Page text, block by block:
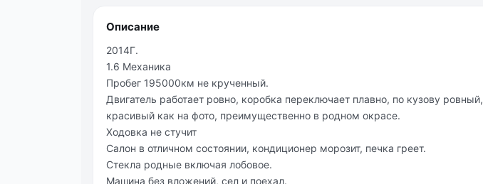
Описание
2014Г.
1.6 Механика
Пробег 195000км не крученный.
Двигатель работает ровно, коробка переключает плавно, по кузову ровный,
красивый как на фото, преимущественно в родном окрасе.
Ходовка не стучит
Салон в отличном состоянии, кондиционер морозит, печка греет.
Стекла родные включая лобовое.
Машина без вложений, сел и поехал.